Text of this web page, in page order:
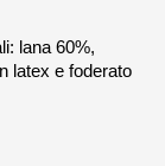
lana 60%,
latex e foderato